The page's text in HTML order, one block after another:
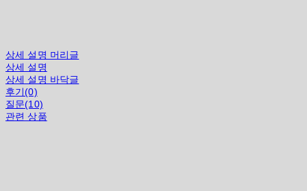
상세 설명 머리글
상세 설명
상세 설명 바닥글
후기(0)
질문(10)
관련 상품